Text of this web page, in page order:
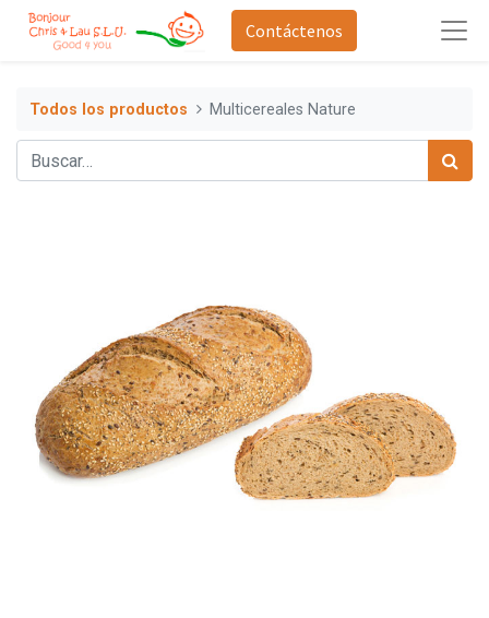
Contáctenos
Todos los productos Multicereales Nature